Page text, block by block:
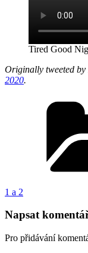
Tired Good
Originally tweeted
2020.
1 a 2
Napsat
Pro přidávání